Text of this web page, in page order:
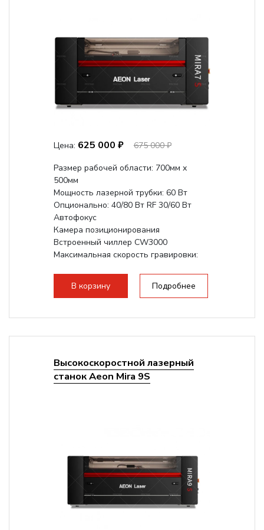
Цена: 625 000 ₽
675 000 ₽
Размер рабочей области: 700мм х
500мм
Мощность лазерной трубки: 60 Вт
Опционально: 40/80 Вт RF 30/60 Вт
Автофокус
Камера позиционирования
Встроенный чиллер CW3000
Максимальная скорость гравировки:
В корзину Подробнее
Высокоскоростной лазерный
станок Aeon Mira 9S